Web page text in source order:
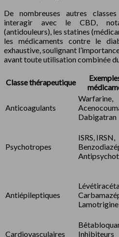
De nombreuses autres
interagir avec le CBD,
(antidouleurs), les statines
les médicaments contre le
exhaustive, soulignant
avant toute utilisation combinée
Classe thérapeutique
Anticoagulants
Warfarine,
Dabigatran
Psychotropes
ISRS, IRSN,
Antiépileptiques
Lamotrigine
Cardiovasculaires
Inhibiteurs